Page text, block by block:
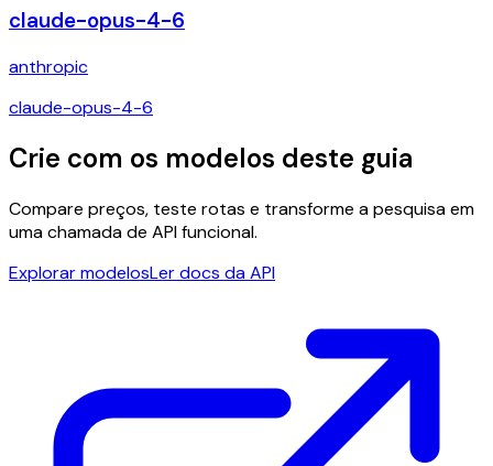
claude-opus-4-6
anthropic
claude-opus-4-6
Crie com os modelos deste guia
Compare preços, teste rotas e transforme a pesquisa em
uma chamada de API funcional.
Explorar modelosLer docs da API